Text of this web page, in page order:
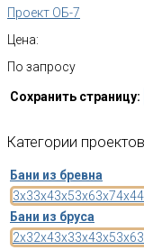
Проект ОБ-7
Цена:
По запросу
Сохранить страницу:
Категории проектов
Бани из бревна
3x33x43x53x63x74x4
Бани из бруса
2x32x43x33x43x53x6